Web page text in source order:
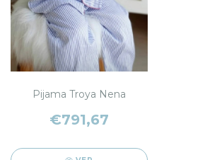
Pijama Troya Nena
€791,67